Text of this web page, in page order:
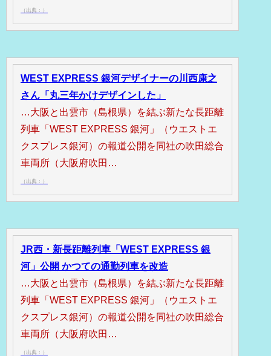
（出典：）
WEST EXPRESS 銀河デザイナーの川西康之
さん「丸三年かけデザインした」
…大阪と出雲市（島根県）を結ぶ新たな長距離
列車「WEST EXPRESS 銀河」（ウエストエ
クスプレス銀河）の報道公開を同社の吹田総合
車両所（大阪府吹田…
（出典：）
JR西・新長距離列車「WEST EXPRESS 銀
河」公開 かつての通勤列車を改造
…大阪と出雲市（島根県）を結ぶ新たな長距離
列車「WEST EXPRESS 銀河」（ウエストエ
クスプレス銀河）の報道公開を同社の吹田総合
車両所（大阪府吹田…
（出典：）